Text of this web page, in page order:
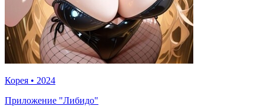
Корея • 2024
Приложение "Либидо"